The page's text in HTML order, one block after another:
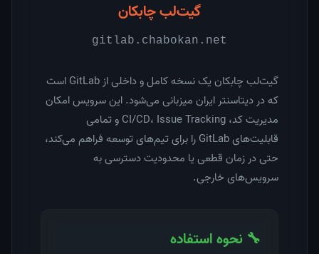
گیت‌لب چابکان
gitlab.chabokan.net
گیت‌لب چابکان یک نسخه کامل و داخلی از GitLab است
که در دیتاسنتر ایران میزبانی می‌شود. این سرویس امکان
مدیریت کد، CI/CD، Issue Tracking و تمامی
قابلیت‌های GitLab را برای تیم‌های توسعه فراهم می‌کند،
حتی در زمان قطعی یا محدودیت دسترسی به
سرویس‌های خارجی.
🔧 نحوه استفاده